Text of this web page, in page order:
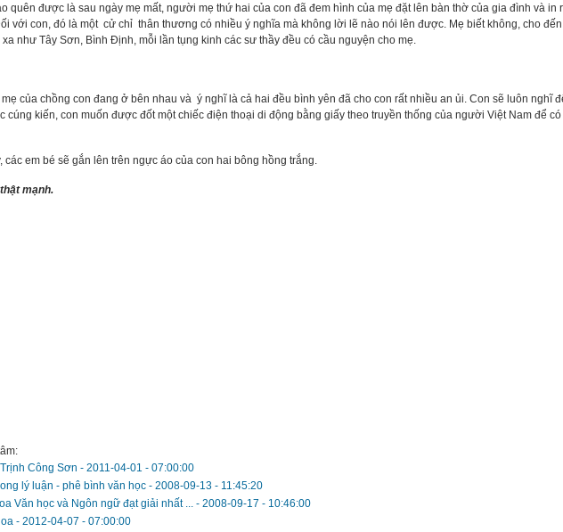
quên được là sau ngày mẹ mất, người mẹ thứ hai của con đã đem hình của mẹ đặt lên bàn thờ của gia đình và in
với con, đó là một cử chỉ thân thương có nhiều ý nghĩa mà không lời lẽ nào nói lên được. Mẹ biết không, cho
xa như Tây Sơn, Bình Định, mỗi lần tụng kinh các sư thầy đều có cầu nguyện cho mẹ.
mẹ của chồng con đang ở bên nhau và ý nghĩ là cả hai đều bình yên đã cho con rất nhiều an ủi. Con sẽ luôn nghĩ
cúng kiến, con muốn được đốt một chiếc điện thoại di động bằng giấy theo truyền thống của người Việt Nam để
các em bé sẽ gắn lên trên ngực áo của con hai bông hồng trắng.
mạnh.
Công Sơn - 2011-04-01 - 07:00:00
lý luận - phê bình văn học - 2008-09-13 - 11:45:20
Văn học và Ngôn ngữ đạt giải nhất ... - 2008-09-17 - 10:46:00
- 2012-04-07 - 07:00:00